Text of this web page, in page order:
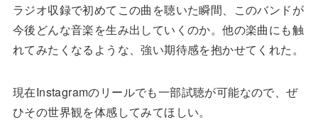
ラジオ収録で初めてこの曲を聴いた瞬間、このバンドが
今後どんな音楽を生み出していくのか。他の楽曲にも触
れてみたくなるような、強い期待感を抱かせてくれた。
現在Instagramのリールでも一部試聴が可能なので、ぜ
ひその世界観を体感してみてほしい。